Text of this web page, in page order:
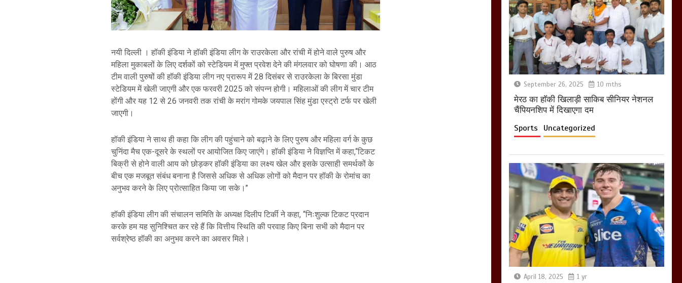
नयी दिल्ली । हॉकी इंडिया ने हॉकी इंडिया लीग के राउरकेला और रांची में होने वाले पुरुष और
महिला मुकाबलों के लिए दर्शकों को स्टेडियम में मुफ्त प्रवेश देने की मंगलवार को घोषणा की। आठ
टीम वाली पुरुषों की हॉकी इंडिया लीग नए प्रारूप में 28 दिसंबर से राउरकेला के बिरसा मुंडा
स्टेडियम में खेली जाएगी और एक फरवरी 2025 को संपन्न होगी। महिलाओं की लीग में चार टीम
होंगी और यह 12 से 26 जनवरी तक रांची के मरांग गोमके जयपाल सिंह मुंडा एस्ट्रो टर्फ पर खेली
जाएगी।
हॉकी इंडिया ने साथ ही कहा कि लीग की पहुंचाने को बढ़ाने के लिए पुरुष और महिला वर्ग के कुछ
चुनिंदा मैच एक-दूसरे के स्थलों पर आयोजित किए जाएंगे। हॉकी इंडिया ने विज्ञप्ति में कहा,‘‘टिकट
बिक्री से होने वाली आय को छोड़कर हॉकी इंडिया का लक्ष्य खेल और इसके उत्साही समर्थकों के
बीच एक मजबूत संबंध बनाना है जिससे अधिक से अधिक लोगों को मैदान पर हॉकी के रोमांच का
अनुभव करने के लिए प्रोत्साहित किया जा सके।’’
हॉकी इंडिया लीग की संचालन समिति के अध्यक्ष दिलीप टिर्की ने कहा, ‘‘निःशुल्क टिकट प्रदान
करके हम यह सुनिश्चित कर रहे हैं कि वित्तीय स्थिति की परवाह किए बिना सभी को मैदान पर
सर्वश्रेष्ठ हॉकी का अनुभव करने का अवसर मिले।
बिजली विभाग से परेशान
होकर बागपत में एक संत ने
सरकार को दी आमरण
अनशन की चेतावनी
September 26, 2025 10 mths
मेरठ का हाॅकी खिलाड़ी साकिब सीनियर नेशनल
चैंपियनशिप में दिखाएगा दम
Sports Uncategorized
April 18, 2025 1 yr